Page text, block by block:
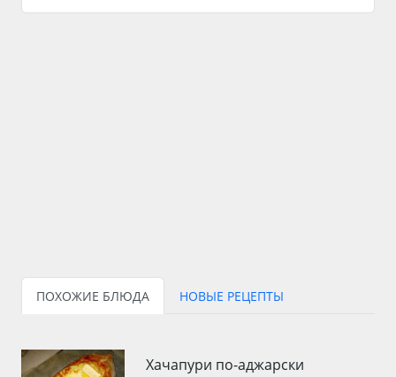
ПОХОЖИЕ БЛЮДА НОВЫЕ РЕЦЕПТЫ
Хачапури по-аджарски